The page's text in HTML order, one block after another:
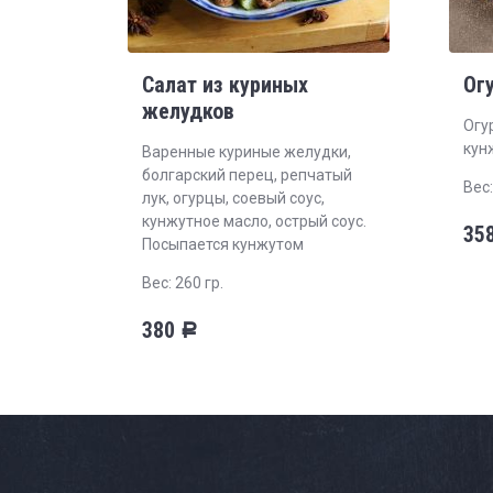
Салат из куриных
желудков
Варенные куриные желудки,
болгарский перец, репчатый
лук, огурцы, соевый соус,
кунжутное масло, острый соус.
Посыпается кунжутом
Вес: 260 гр.
380 Р